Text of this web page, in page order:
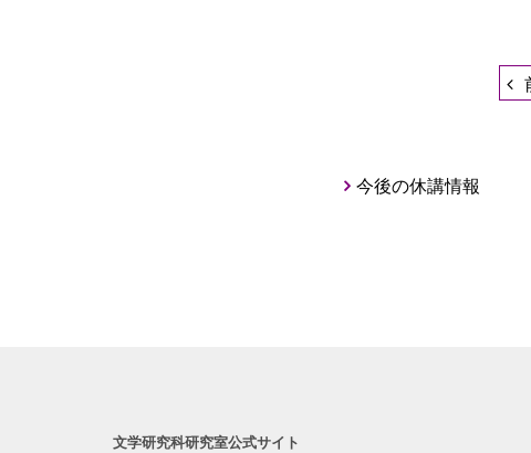
今後の休講情報
文学研究科研究室公式サイト